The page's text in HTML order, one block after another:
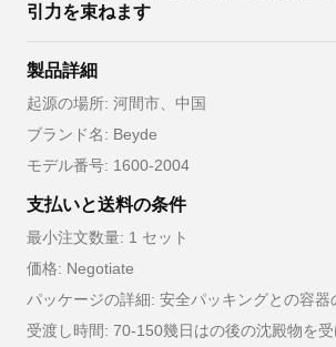
引力を束ねます
製品詳細
起源の場所: 河間市、中国
ブランド名: Beyde
モデル番号: 1600-2004
支払いと送料の条件
最小注文数量: 1 セット
価格: Negotiate
パッケージの詳細: 安全パッキングとの容器
受渡し時間: 70-150幾日はの後の沈殿物を